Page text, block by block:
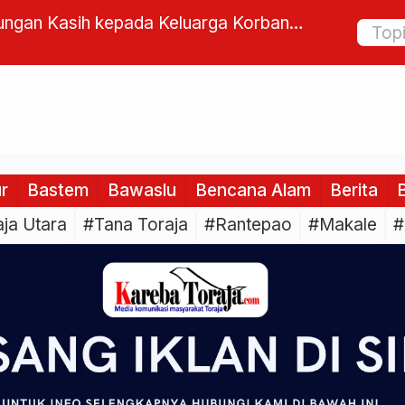
Terapung di Sungai di Jembatan
Peran
Bastem Bawaslu Bencana Alam Berita
Utara #Tana Toraja #Rantepao #Makale